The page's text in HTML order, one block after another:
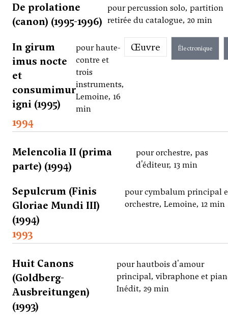
De prolatione
(canon) (1995-1996)
pour percussion solo, partition
retirée du catalogue, 20 min
In girum
imus nocte
et
consumimur
igni (1995)
pour haute-
contre et
trois
instruments,
Lemoine, 16
min
Œuvre Électronique
1994
Melencolia II (prima
parte) (1994)
pour orchestre, pas
d'éditeur, 13 min
Sepulcrum (Finis
Gloriae Mundi III)
(1994)
pour cymbalum principal
orchestre, Lemoine, 12 min
1993
Huit Canons
(Goldberg-
Ausbreitungen)
(1993)
pour hautbois d'amour
principal, vibraphone et
Inédit, 29 min